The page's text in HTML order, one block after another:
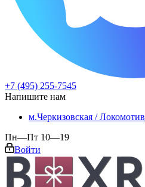
+7 (495) 255-7545
Напишите нам
м.Черкизовская / Локомотив
Пн—Пт 10—19
Войти